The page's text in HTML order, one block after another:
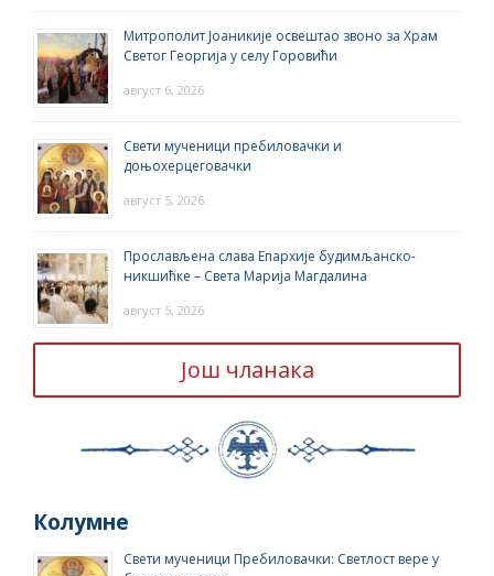
Митрополит Јоаникије освештао звоно за Храм
Светог Георгија у селу Горовићи
август 6, 2026
Свети мученици пребиловачки и
доњохерцеговачки
август 5, 2026
Прослављена слава Епархије будимљанско-
никшићке – Света Марија Магдалина
август 5, 2026
Још чланака
Колумне
Свети мученици Пребиловачки: Светлост вере у